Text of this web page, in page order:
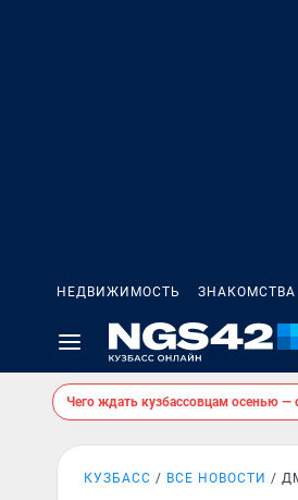
НЕДВИЖИМОСТЬ ЗНАКОМСТВА
Чего ждать кузбассовцам осенью —
КУЗБАСС ВСЕ НОВОСТИ